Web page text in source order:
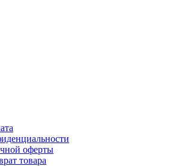
оферты
товара